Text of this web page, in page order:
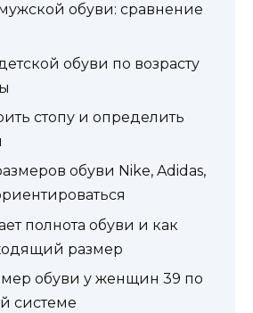
обуви: сравнение
обуви по возрасту
стопу и определить
обуви Nike, Adidas,
полнота обуви и как
размер
обуви у женщин 39 по
системе